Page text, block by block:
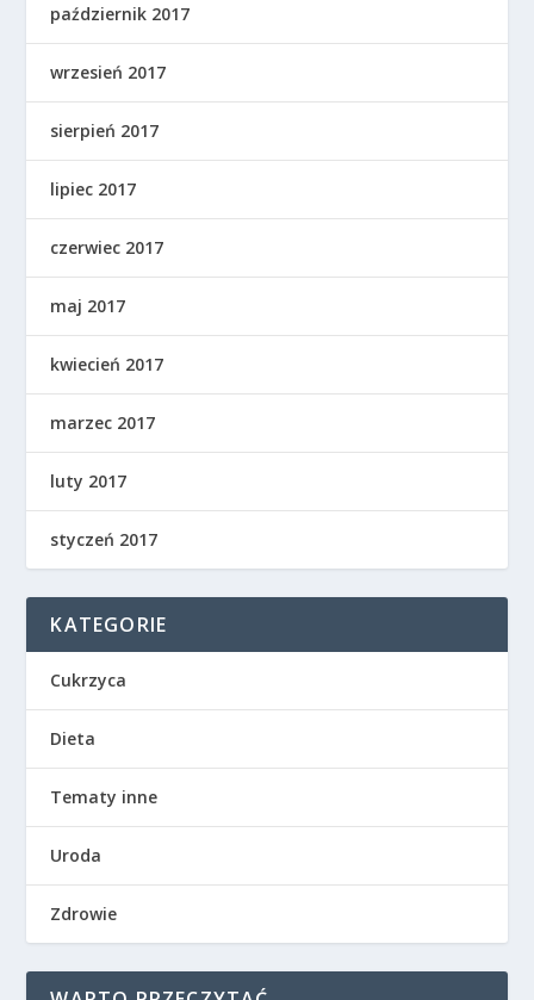
październik 2017
wrzesień 2017
sierpień 2017
lipiec 2017
czerwiec 2017
maj 2017
kwiecień 2017
marzec 2017
luty 2017
styczeń 2017
KATEGORIE
Cukrzyca
Dieta
Tematy inne
Uroda
Zdrowie